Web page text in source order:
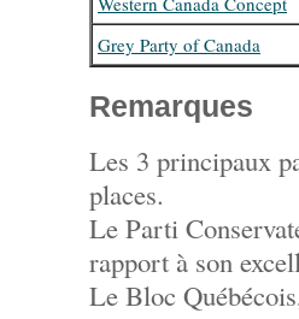
Grey Party of Canada
Remarques
Les 3 principaux
places.
Le Parti
rapport à son
Le Bloc